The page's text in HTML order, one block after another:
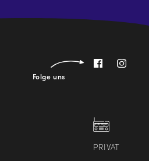
Folge uns
PRIVAT